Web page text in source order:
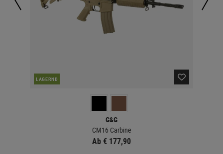
LAGERND
G&G
CM16 Carbine
Ab € 177,90